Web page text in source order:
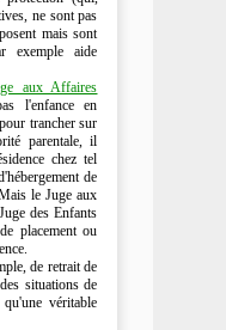
ne sont pas
mais sont
exemple aide
aux Affaires
l'enfance en
trancher sur
parentale, il
chez tel
de
le Juge aux
des Enfants
placement ou
de retrait de
situations de
véritable